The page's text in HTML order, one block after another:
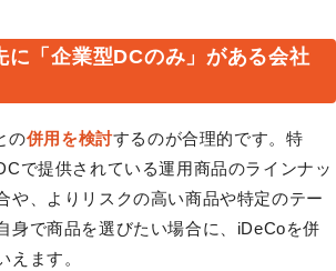
に「企業型DCのみ」がある会社
の併用を検討するのが合理的です。特
で提供されている運用商品のラインナッ
や、よりリスクの高い商品や特定のテー
身で商品を選びたい場合に、iDeCoを併
えます。